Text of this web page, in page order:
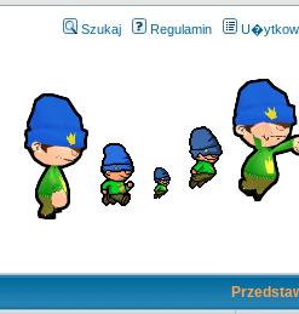
Szukaj Regulamin